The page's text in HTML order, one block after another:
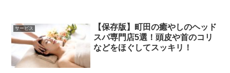
サービス
【保存版】町田の癒やしのヘッド
スパ専門店5選！頭皮や首のコリ
などをほぐしてスッキリ！